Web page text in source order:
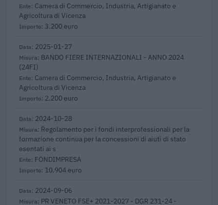
Camera di Commercio, Industria, Artigianato e
Agricoltura di Vicenza
3.200 euro
2025-01-27
BANDO FIERE INTERNAZIONALI - ANNO 2024
(24FI)
Camera di Commercio, Industria, Artigianato e
Agricoltura di Vicenza
2.200 euro
2024-10-28
Regolamento per i fondi interprofessionali per la
formazione continua per la concessioni di aiuti di stato
esentati ai s
FONDIMPRESA
10.904 euro
2024-09-06
PR VENETO FSE+ 2021-2027 - DGR 231-24 -